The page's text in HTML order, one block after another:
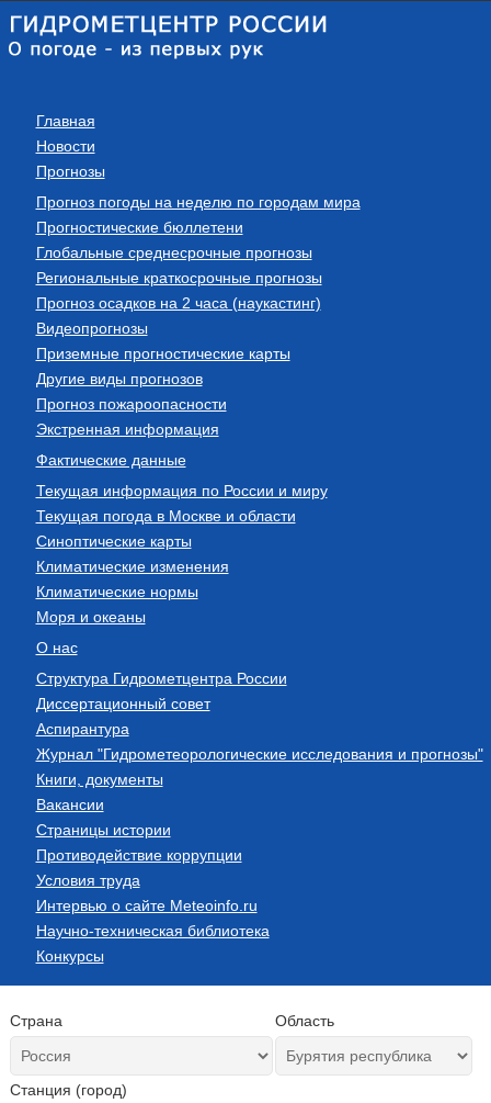
Главная
Новости
Прогнозы
Прогноз погоды на неделю по городам мира
Прогностические бюллетени
Глобальные среднесрочные прогнозы
Региональные краткосрочные прогнозы
Прогноз осадков на 2 часа (наукастинг)
Видеопрогнозы
Приземные прогностические карты
Другие виды прогнозов
Прогноз пожароопасности
Экстренная информация
Фактические данные
Текущая информация по России и миру
Текущая погода в Москве и области
Синоптические карты
Климатические изменения
Климатические нормы
Моря и океаны
О нас
Структура Гидрометцентра России
Диссертационный совет
Аспирантура
Журнал "Гидрометеорологические исследования и прогнозы"
Книги, документы
Вакансии
Страницы истории
Противодействие коррупции
Условия труда
Интервью о сайте Meteoinfo.ru
Научно-техническая библиотека
Конкурсы
Страна Область
Станция (город)